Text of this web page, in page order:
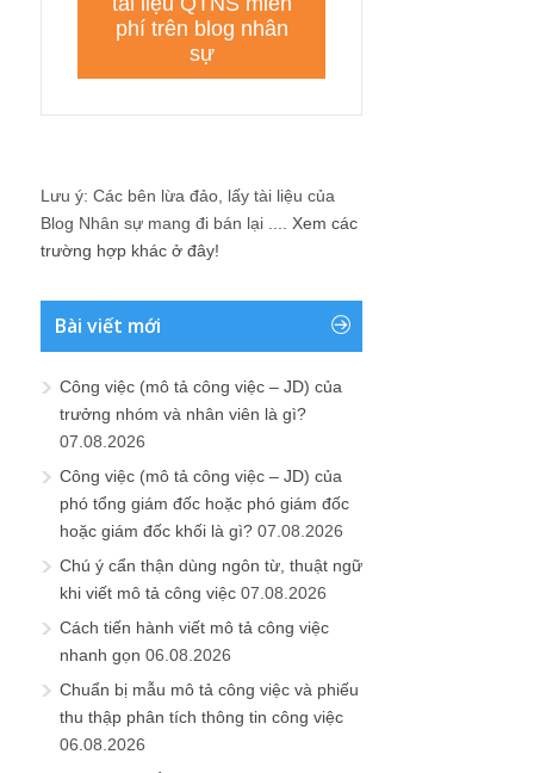
Lưu ý: Các bên lừa đảo, lấy tài liệu của
Blog Nhân sự mang đi bán lại .... Xem các
trường hợp khác ở đây!
Bài viết mới
Công việc (mô tả công việc – JD) của
trưởng nhóm và nhân viên là gì?
07.08.2026
Công việc (mô tả công việc – JD) của
phó tổng giám đốc hoặc phó giám đốc
hoặc giám đốc khối là gì? 07.08.2026
Chú ý cẩn thận dùng ngôn từ, thuật ngữ
khi viết mô tả công việc 07.08.2026
Cách tiến hành viết mô tả công việc
nhanh gọn 06.08.2026
Chuẩn bị mẫu mô tả công việc và phiếu
thu thập phân tích thông tin công việc
06.08.2026